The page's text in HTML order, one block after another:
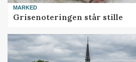
MARKED
Grisenoteringen står stille